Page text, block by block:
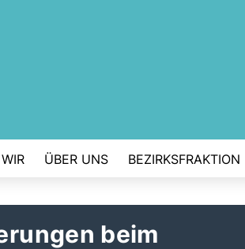
ÜBER UNS BEZIRKSFRAKTION
beim